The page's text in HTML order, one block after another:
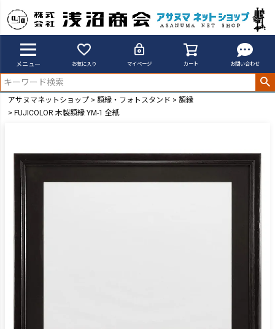
メニュー お気に入り マイページ カート お問い合わせ
アサヌマネットショップ 額縁・フォトスタンド
額縁
FUJICOLOR 木製額縁 YM-1 全紙